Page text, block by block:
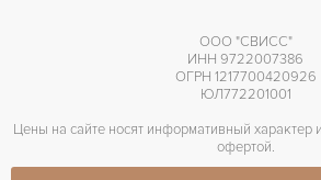
ООО "СВИСС"
ИНН 9722007386
ОГРН 1217700420926
ЮЛ772201001
Цены на сайте носят информативный характер
офертой.